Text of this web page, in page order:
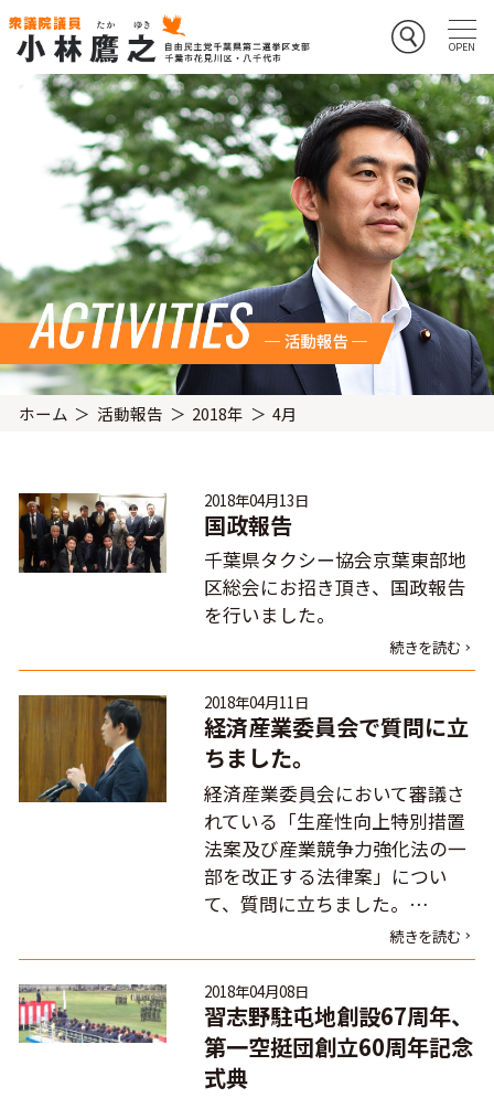
ホーム 活動報告 2018年 4月
2018年04月13日
国政報告
千葉県タクシー協会京葉東部地
区総会にお招き頂き、国政報告
を行いました。
続きを読む
2018年04月11日
経済産業委員会で質問に立
ちました。
経済産業委員会において審議さ
れている「生産性向上特別措置
法案及び産業競争力強化法の一
部を改正する法律案」につい
て、質問に立ちました。…
続きを読む
2018年04月08日
習志野駐屯地創設67周年、
第一空挺団創立60周年記念
式典